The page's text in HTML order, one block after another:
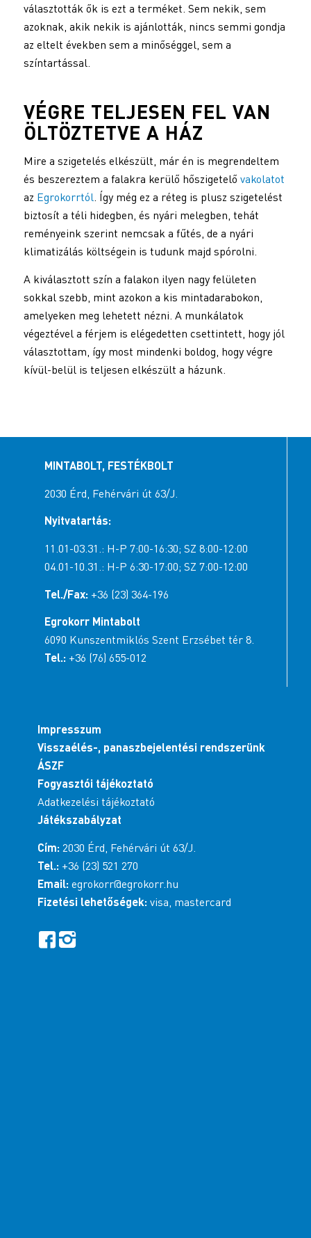
választották ők is ezt a terméket. Sem nekik, sem
azoknak, akik nekik is ajánlották, nincs semmi gondja
az eltelt években sem a minőséggel, sem a
színtartással.
VÉGRE TELJESEN FEL VAN
ÖLTÖZTETVE A HÁZ
Mire a szigetelés elkészült, már én is megrendeltem
és beszereztem a falakra kerülő hőszigetelő vakolatot
az Egrokorrtól. Így még ez a réteg is plusz szigetelést
biztosít a téli hidegben, és nyári melegben, tehát
reményeink szerint nemcsak a fűtés, de a nyári
klimatizálás költségein is tudunk majd spórolni.
A kiválasztott szín a falakon ilyen nagy felületen
sokkal szebb, mint azokon a kis mintadarabokon,
amelyeken meg lehetett nézni. A munkálatok
végeztével a férjem is elégedetten csettintett, hogy jól
választottam, így most mindenki boldog, hogy végre
kívül-belül is teljesen elkészült a házunk.
MINTABOLT, FESTÉKBOLT
2030 Érd, Fehérvári út 63/J.
Nyitvatartás:
11.01-03.31.: H-P 7:00-16:30; SZ 8:00-12:00
04.01-10.31.: H-P 6:30-17:00; SZ 7:00-12:00
Tel./Fax: +36 (23) 364-196
Egrokorr Mintabolt
6090 Kunszentmiklós Szent Erzsébet tér 8.
Tel.: +36 (76) 655-012
Impresszum
Visszaélés-, panaszbejelentési rendszerünk
ÁSZF
Fogyasztói tájékoztató
Adatkezelési tájékoztató
Játékszabályzat
Cím: 2030 Érd, Fehérvári út 63/J.
Tel.: +36 (23) 521 270
Email: egrokorr@egrokorr.hu
Fizetési lehetőségek: visa, mastercard